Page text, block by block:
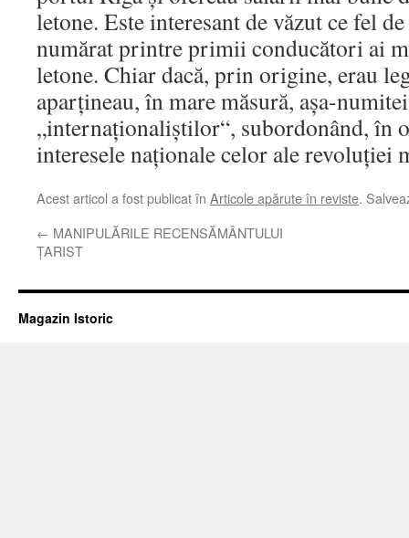
letone. Este interesant de văzut ce fel
numărat printre primii conducători ai
letone. Chiar dacă, prin origine, erau
aparţineau, în mare măsură, aşa-
„internaţionaliştilor“, subordonând, în
interesele naţionale celor ale revoluţiei
Acest articol a fost publicat în Articole apărute în reviste.
← MANIPULĂRILE RECENSĂMÂNTULUI
ŢARIST
Magazin Istoric